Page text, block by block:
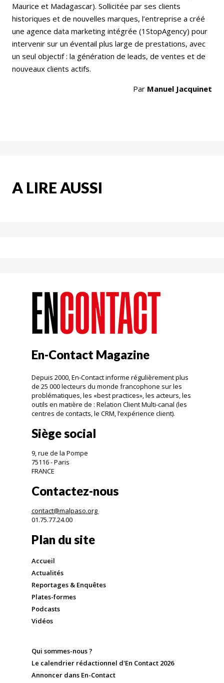
Maurice et Madagascar). Sollicitée par ses clients
historiques et de nouvelles marques, l’entreprise a créé
une agence data marketing intégrée (1StopAgency) pour
intervenir sur un éventail plus large de prestations, avec
un seul objectif : la génération de leads, de ventes et de
nouveaux clients actifs.
Par Manuel Jacquinet
A LIRE AUSSI
En-Contact Magazine
Depuis 2000, En-Contact informe régulièrement plus
de 25 000 lecteurs du monde francophone sur les
problématiques, les «best practices», les acteurs, les
outils en matière de : Relation Client Multi-canal (les
centres de contacts, le CRM, l’expérience client).
Siège social
9, rue de la Pompe
75116 - Paris
FRANCE
Contactez-nous
contact@malpaso.org
01.75.77.24.00
Plan du site
Accueil
Actualités
Reportages & Enquêtes
Plates-formes
Podcasts
Vidéos
Qui sommes-nous ?
Le calendrier rédactionnel d'En Contact 2026
Annoncer dans En-Contact